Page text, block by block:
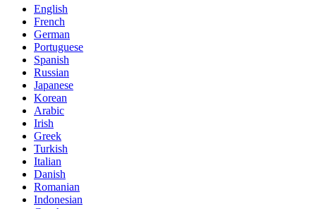
English
French
German
Portuguese
Spanish
Russian
Japanese
Korean
Arabic
Irish
Greek
Turkish
Italian
Danish
Romanian
Indonesian